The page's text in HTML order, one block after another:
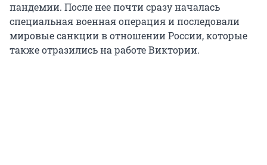
пандемии. После нее почти сразу началась
специальная военная операция и последовали
мировые санкции в отношении России, которые
также отразились на работе Виктории.